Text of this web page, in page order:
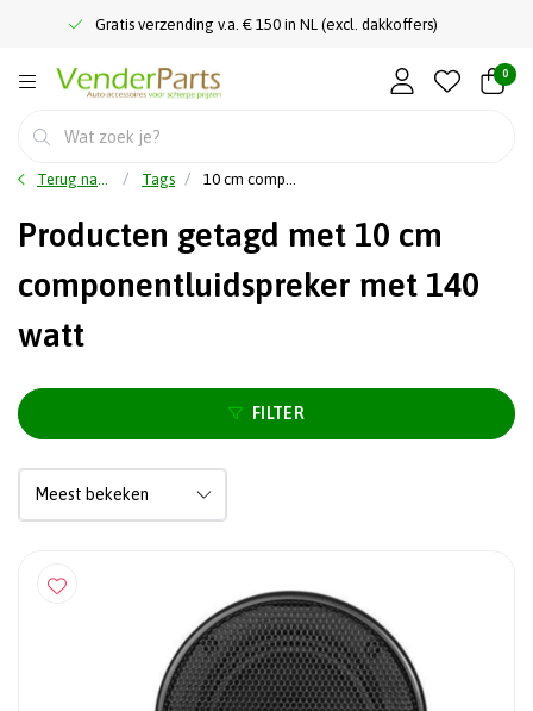
Gratis verzending v.a. € 150 in NL (excl. dakkoffers)
0
Terug naar home Tags 10 cm componentluidspreker met 140 watt
Producten getagd met 10 cm
componentluidspreker met 140
watt
FILTER